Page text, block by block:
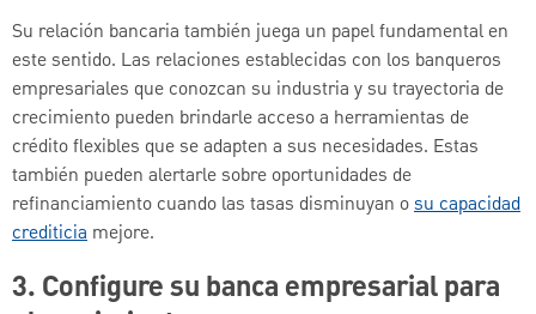
Su relación bancaria también juega un papel fundamental en
este sentido. Las relaciones establecidas con los banqueros
empresariales que conozcan su industria y su trayectoria de
crecimiento pueden brindarle acceso a herramientas de
crédito flexibles que se adapten a sus necesidades. Estas
también pueden alertarle sobre oportunidades de
refinanciamiento cuando las tasas disminuyan osu capacidad
crediticia mejore.
3. Configure su banca empresarial para